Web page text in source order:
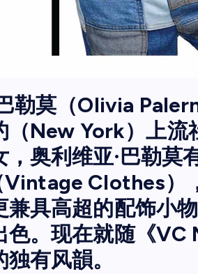
勒莫（Olivia
（New York）上流
，奥利维亚·巴勒莫
Vintage Clothes）
兼具高超的配饰小
色。现在就随《VC
有风韻。